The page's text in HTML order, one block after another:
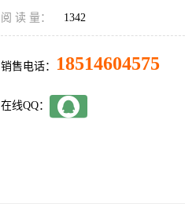
阅 读 量： 1342
销售电话： 18514604575
在线QQ：